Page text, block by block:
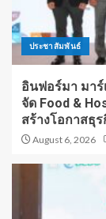
ประชาสัมพันธ์
อินฟอร์มา มาร์
จัด Food &
สร้างโอกาสธุ
August 6, 2026